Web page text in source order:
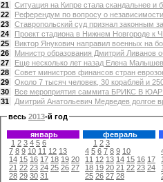
21
Ситуация на Кипре стала скандальнее и
22
Референдум по вопросу о
23
Ставропольский суд признал законным
24
Проект стадиона в Нижнем Новгороде к
25
Виктор Янукович направил военных на
26
Министр образования Дмитрий Ливанов
27
Еще несколько лет назад Елена
28
Совет министров финансов стран
29
Около 7 тысяч человек, 30 кораблей и
30
Все мероприятия саммита БРИКС В ЮАР
31
Дмитрий Анатольевич Медведев долгое
весь 2013-й год
январь
1 2 3 4 5 6
7 8 9 10 11 12 13
14 15 16 17 18 19 20
21 22 23 24 25 26 27
28 29 30 31
февраль
1 2 3
4 5 6 7 8 9 10
11 12 13 14 15 16 17
18 19 20 21 22 23 24
25 26 27 28